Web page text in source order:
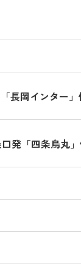
長岡インター
発「四条烏丸